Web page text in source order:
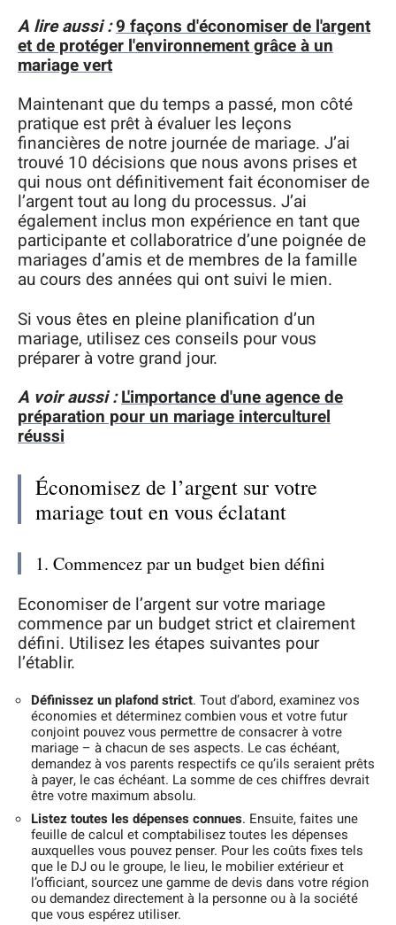
A lire aussi :9 façons d'économiser de l'argent
et de protéger l'environnement grâce à un
mariage vert
Maintenant que du temps a passé, mon côté
pratique est prêt à évaluer les leçons
financières de notre journée de mariage. J’ai
trouvé 10 décisions que nous avons prises et
qui nous ont définitivement fait économiser de
l’argent tout au long du processus. J’ai
également inclus mon expérience en tant que
participante et collaboratrice d’une poignée de
mariages d’amis et de membres de la famille
au cours des années qui ont suivi le mien.
Si vous êtes en pleine planification d’un
mariage, utilisez ces conseils pour vous
préparer à votre grand jour.
A voir aussi :L'importance d'une agence de
préparation pour un mariage interculturel
réussi
Économisez de l’argent sur votre
mariage tout en vous éclatant
1. Commencez par un budget bien défini
Economiser de l’argent sur votre mariage
commence par un budget strict et clairement
défini. Utilisez les étapes suivantes pour
l’établir.
Définissez un plafond strict. Tout d’abord, examinez vos
économies et déterminez combien vous et votre futur
conjoint pouvez vous permettre de consacrer à votre
mariage – à chacun de ses aspects. Le cas échéant,
demandez à vos parents respectifs ce qu’ils seraient prêts
à payer, le cas échéant. La somme de ces chiffres devrait
être votre maximum absolu.
Listez toutes les dépenses connues. Ensuite, faites une
feuille de calcul et comptabilisez toutes les dépenses
auxquelles vous pouvez penser. Pour les coûts fixes tels
que le DJ ou le groupe, le lieu, le mobilier extérieur et
l’officiant, sourcez une gamme de devis dans votre région
ou demandez directement à la personne ou à la société
que vous espérez utiliser.